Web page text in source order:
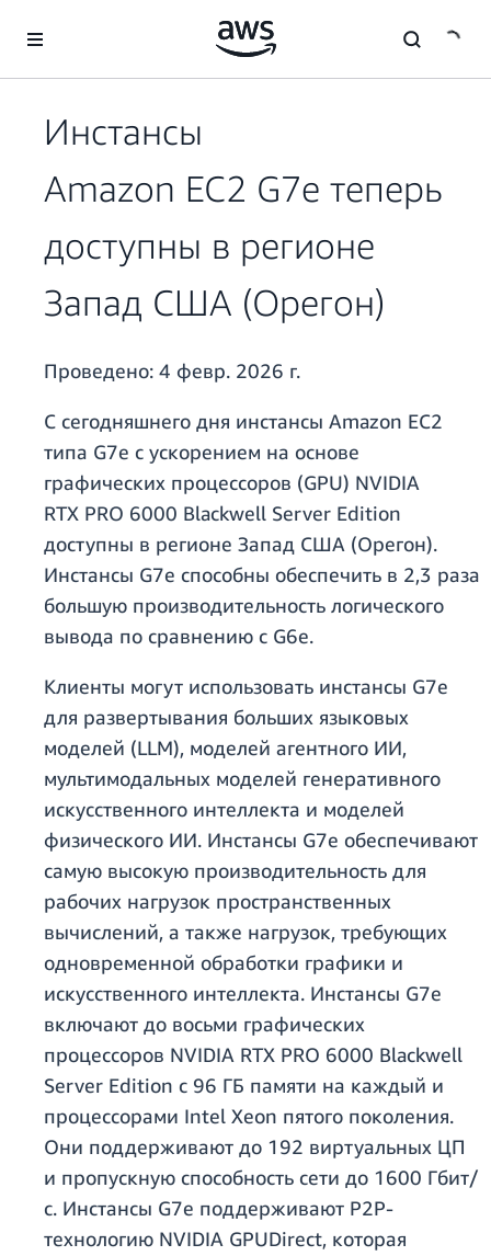
Перейти к главному контенту
Инстансы
Amazon EC2 G7e теперь
доступны в регионе
Запад США (Орегон)
Проведено: 4 февр. 2026 г.
С сегодняшнего дня инстансы Amazon EC2
типа G7e с ускорением на основе
графических процессоров (GPU) NVIDIA
RTX PRO 6000 Blackwell Server Edition
доступны в регионе Запад США (Орегон).
Инстансы G7e способны обеспечить в 2,3 раза
большую производительность логического
вывода по сравнению с G6e.
Клиенты могут использовать инстансы G7e
для развертывания больших языковых
моделей (LLM), моделей агентного ИИ,
мультимодальных моделей генеративного
искусственного интеллекта и моделей
физического ИИ. Инстансы G7e обеспечивают
самую высокую производительность для
рабочих нагрузок пространственных
вычислений, а также нагрузок, требующих
одновременной обработки графики и
искусственного интеллекта. Инстансы G7e
включают до восьми графических
процессоров NVIDIA RTX PRO 6000 Blackwell
Server Edition с 96 ГБ памяти на каждый и
процессорами Intel Xeon пятого поколения.
Они поддерживают до 192 виртуальных ЦП
и пропускную способность сети до 1600 Гбит/
с. Инстансы G7e поддерживают P2P-
технологию NVIDIA GPUDirect, которая